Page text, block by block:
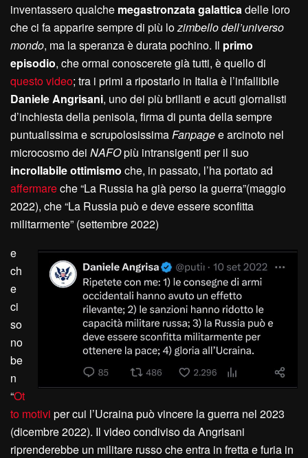
inventassero qualche megastronzata galatticadelle loro
che ci fa apparire sempre di più lozimbello dell’universo
mondo, ma la speranza è durata pochino. Il primo
episodio, che ormai conoscerete già tutti, è quello di
questo video; tra i primi a ripostarlo in Italia è l’infallibile
Daniele Angrisani, uno dei più brillanti e acuti giornalisti
d’inchiesta della penisola, firma di punta della sempre
puntualissima e scrupolosissimaFanpagee arcinoto nel
microcosmo dei NAFOpiù intransigenti per il suo
incrollabile ottimismo che, in passato, l’ha portato ad
affermareche “La Russia ha già perso la guerra”(maggio
2022), che “La Russia può e deve essere sconfitta
militarmente” (settembre 2022)
e
ch
e
ci
so
no
be
n
“Ot
to motivi per cui l’Ucraina può vincere la guerra nel 2023
(dicembre 2022). Il video condiviso da Angrisani
riprenderebbe un militare russo che entra in fretta e furia in